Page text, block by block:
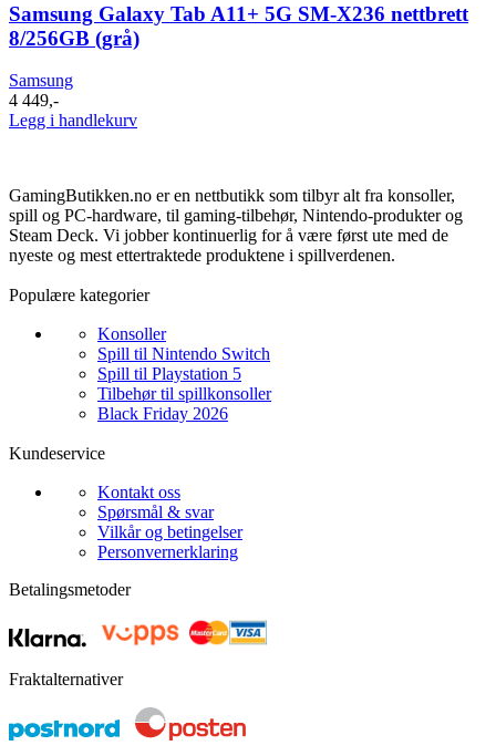
Samsung Galaxy Tab A11+ 5G SM-X236 nettbrett
8/256GB (grå)
Samsung
4 449,-
Legg i handlekurv
GamingButikken.no er en nettbutikk som tilbyr alt fra konsoller,
spill og PC-hardware, til gaming-tilbehør, Nintendo-produkter og
Steam Deck. Vi jobber kontinuerlig for å være først ute med de
nyeste og mest ettertraktede produktene i spillverdenen.
Populære kategorier
Konsoller
Spill til Nintendo Switch
Spill til Playstation 5
Tilbehør til spillkonsoller
Black Friday 2026
Kundeservice
Kontakt oss
Spørsmål & svar
Vilkår og betingelser
Personvernerklaring
Betalingsmetoder
Fraktalternativer